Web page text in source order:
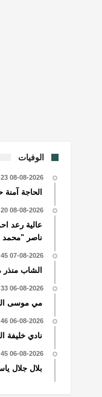
الوفيات
08-08-2026 03:23 PM
الحاجة
08-08-2026 12:20 PM
عالية رعد
ناصر "محمد
07-08-2026 10:45 AM
الشاب
06-08-2026 02:33 PM
مي موسى
06-08-2026 10:46 AM
نادي خليفة
06-08-2026 07:45 AM
بلال جلال